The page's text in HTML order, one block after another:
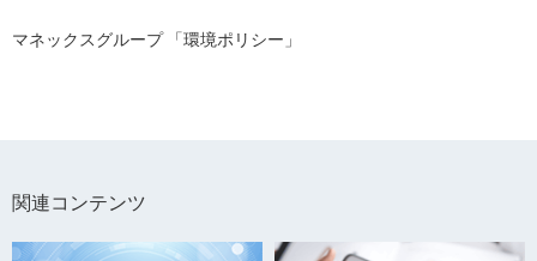
マネックスグループ 「環境ポリシー」
関連コンテンツ